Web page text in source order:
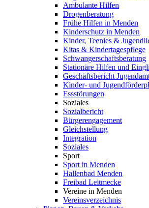
Ambulante Hilfen
Drogenberatung
Frühe Hilfen in Menden
Kinderschutz in Menden
Kinder, Teenies &
Kitas & Kindertagespflege
Schwangerschaftsberatung
Stationäre Hilfen und
Geschäftsbericht
Kinder- und
Essstörungen
Soziales
Sozialbericht
Bürgerengagement
Gleichstellung
Integration
Soziales
Sport
Sport in Menden
Hallenbad Menden
Freibad Leitmecke
Vereine in Menden
Vereinsverzeichnis